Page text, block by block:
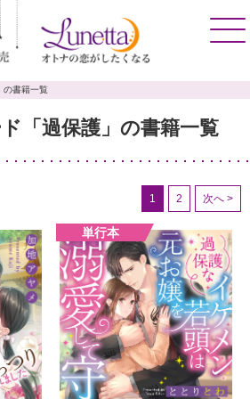
の書籍一覧
「過保護」の書籍一覧
1 2 次へ >